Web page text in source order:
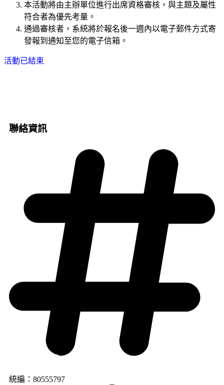
本活動將由主辦單位進行出席資格審核，與主題及屬性
符合者為優先考量。
通過審核者，系統將於報名後一週內以電子郵件方式寄
發報到通知至您的電子信箱。
活動已結束
聯絡資訊
統編：80555797